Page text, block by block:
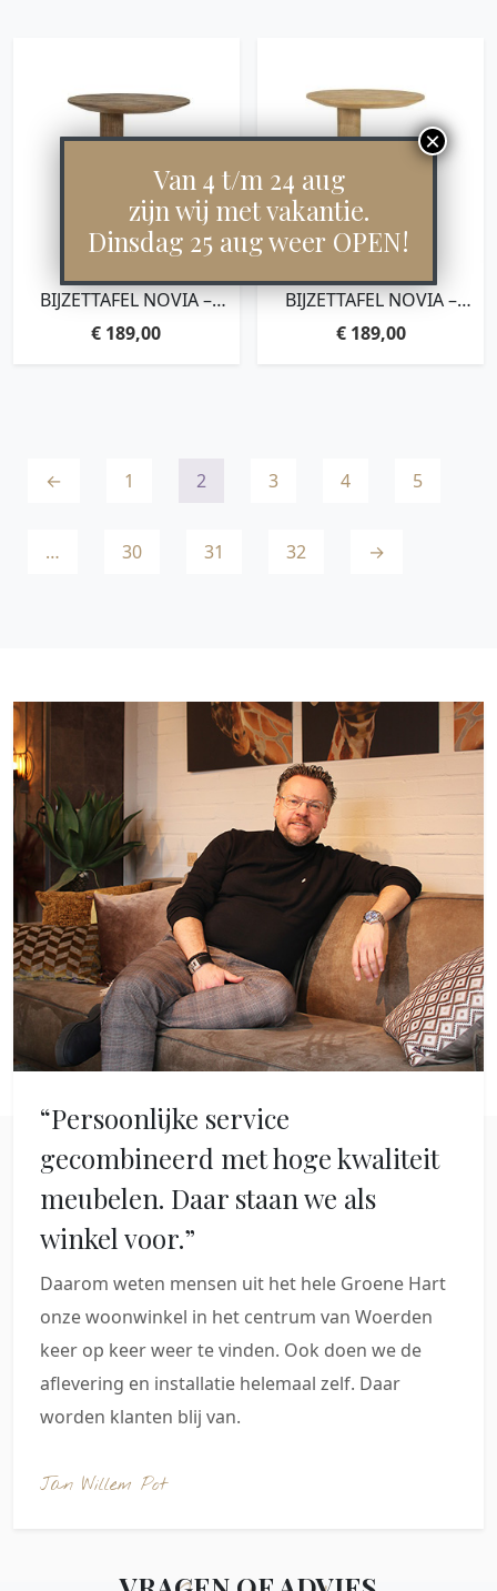
BIJZETTAFEL NOVIA –
LICHTBRUIN
€ 189,00
BIJZETTAFEL NOVIA –
NATUREL
€189,00
← 1 2 3 4 5
… 30 31 32 →
“Persoonlijke service
gecombineerd met hoge kwaliteit
meubelen. Daar staan we als
winkel voor.”
Daarom weten mensen uit het hele Groene Hart
onze woonwinkel in het centrum van Woerden
keer op keer weer te vinden. Ook doen we de
aflevering en installatie helemaal zelf. Daar
worden klanten blij van.
Jan Willem Pot
Van 4 t/m 24 aug
zijn wij met vakantie.
Dinsdag 25 aug weer OPEN!